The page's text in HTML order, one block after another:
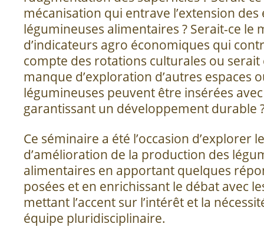
mécanisation qui entrave l’extension
légumineuses alimentaires ? Serait-ce le
d’indicateurs agro économiques qui
compte des rotations culturales ou serait
manque d’exploration d’autres espaces
légumineuses peuvent être insérées
garantissant un développement durable
Ce séminaire a été l’occasion d’explorer
d’amélioration de la production des
alimentaires en apportant quelques
posées et en enrichissant le débat avec
mettant l’accent sur l’intérêt et la
équipe pluridisciplinaire.